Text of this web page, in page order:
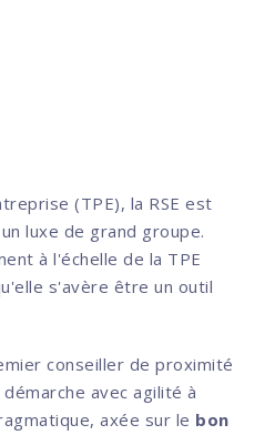
(TPE), la RSE est
luxe de grand groupe.
à l'échelle de la TPE
s'avère être un outil
conseiller de proximité
avec agilité à
axée sur le bon